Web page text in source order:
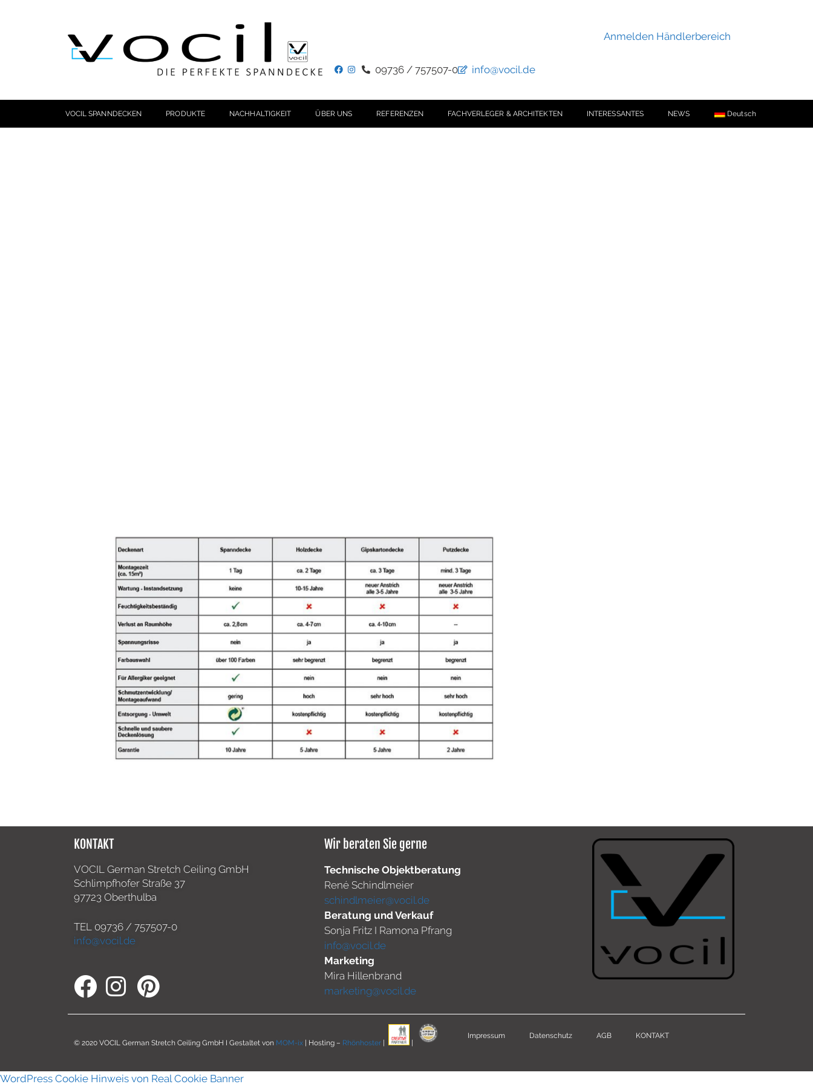
Anmelden Händlerbereich
09736 / 757507-0 info@vocil.de
VOCIL SPANNDECKEN PRODUKTE NACHHALTIGKEIT ÜBER UNS REFERENZEN FACHVERLEGER & ARCHITEKTEN INTERESSANTES NEWS Deutsch
KONTAKT
VOCIL German Stretch Ceiling GmbH
Schlimpfhofer Straße 37
97723 Oberthulba
TEL 09736 / 757507-0
info@vocil.de
Wir beraten Sie gerne
Technische Objektberatung
René Schindlmeier
schindlmeier@vocil.de
Beratung und Verkauf
Sonja Fritz I Ramona Pfrang
info@vocil.de
Marketing
Mira Hillenbrand
marketing@vocil.de
© 2020 VOCIL German Stretch Ceiling GmbH I Gestaltet von MOM-ix | Hosting – Rhönhoster | |
Impressum Datenschutz AGB KONTAKT
WordPress Cookie Hinweis von Real Cookie Banner